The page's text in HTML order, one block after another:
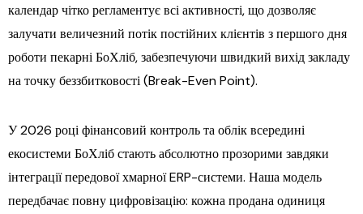
календар чітко регламентує всі активності, що дозволяє
залучати величезний потік постійних клієнтів з першого дня
роботи пекарні БоХліб, забезпечуючи швидкий вихід закладу
на точку беззбитковості (Break-Even Point).
У 2026 році фінансовий контроль та облік всередині
екосистеми БоХліб стають абсолютно прозорими завдяки
інтеграції передової хмарної ERP-системи. Наша модель
передбачає повну цифровізацію: кожна продана одиниця